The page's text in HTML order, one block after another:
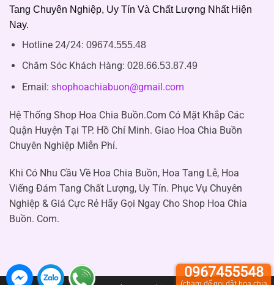
Tang Chuyên Nghiệp, Uy Tín Và Chất Lượng Nhất Hiện
Nay.
Hotline 24/24: 09674.555.48
Chăm Sóc Khách Hàng: 028.66.53.87.49
Email: shophoachiabuon@gmail.com
Hệ Thống Shop Hoa Chia Buồn.Com Có Mặt Khắp Các
Quận Huyện Tại TP. Hồ Chí Minh. Giao Hoa Chia Buồn
Chuyên Nghiệp Miễn Phí.
Khi Có Nhu Cầu Về Hoa Chia Buồn, Hoa Tang Lễ, Hoa
Viếng Đám Tang Chất Lượng, Uy Tín. Phục Vụ Chuyên
Nghiệp & Giá Cực Rẻ Hãy Gọi Ngay Cho Shop Hoa Chia
Buồn. Com.
0967455548